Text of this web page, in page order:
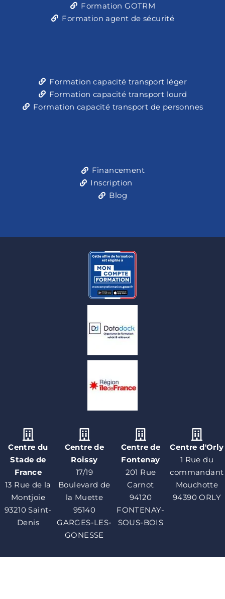
Formation GOTRM
Formation agent de sécurité
Formation capacité transport léger
Formation capacité transport lourd
Formation capacité transport de personnes
Financement
Inscription
Blog
Centre du
Stade de
France
13 Rue de la
Montjoie
93210 Saint-
Denis
Centre de
Roissy
17/19
Boulevard de
la Muette
95140
GARGES-LES-
GONESSE
Centre de
Fontenay
201 Rue
Carnot
94120
FONTENAY-
SOUS-BOIS
Centre d'Orly
1 Rue du
commandant
Mouchotte
94390 ORLY